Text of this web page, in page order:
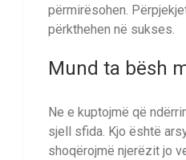
përmirësohen.
përkthehen në sukses.
Mund ta bësh
Ne e kuptojmë që
sjell sfida. Kjo është
shoqërojmë njerëzit jo